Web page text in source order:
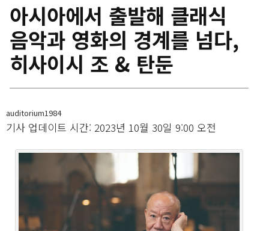
아시아에서 출발해 클래식
음악과 영화의 경계를 넘다,
히사이시 조 & 탄둔
auditorium1984
기사 업데이트 시간: 2023년 10월 30일 9:00 오전